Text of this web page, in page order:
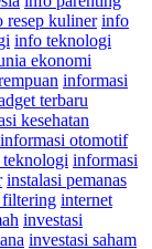
resep kuliner info
info teknologi
ekonomi
informasi
terbaru
kesehatan
informasi otomotif
informasi
instalasi pemanas
filtering internet
investasi
investasi saham